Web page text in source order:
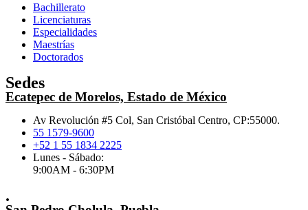
Bachillerato
Licenciaturas
Especialidades
Maestrías
Doctorados
Sedes
Ecatepec de Morelos, Estado de México
Av Revolución #5 Col, San Cristóbal Centro, CP:55000.
55 1579-9600
+52 1 55 1834 2225
Lunes - Sábado:
9:00AM - 6:30PM
.